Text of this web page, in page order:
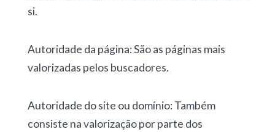
si.
Autoridade da página: São as páginas mais
valorizadas pelos buscadores.
Autoridade do site ou domínio: Também
consiste na valorização por parte dos